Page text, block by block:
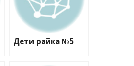
Дети райка №5